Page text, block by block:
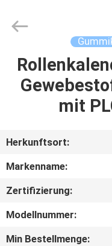
HAUS
PRODUKTE
ÜBER
UNS
FABRIK-
AUSFLUG
CO.,LTD.
mit
Herkunftsort:
Markenname:
Zertifizierung:
Modellnummer:
Min Bestellmenge: